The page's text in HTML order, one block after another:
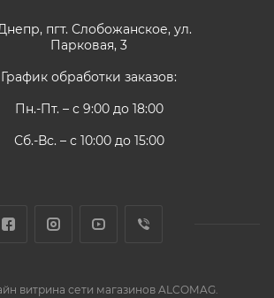
пгт. Слобожанское, ул.
Парковая, 3
График обработки заказов:
Пн.-Пт. – с 9:00 до 18:00
Сб.-Вс. – с 10:00 до 15:00
витрина сети магазинов ALCOMAG.